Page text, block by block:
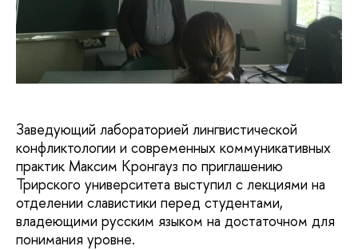
Заведующий лабораторией лингвистической
конфликтологии и современных коммуникативных
практик Максим Кронгауз по приглашению
Трирского университета выступил с лекциями на
отделении славистики перед студентами,
владеющими русским языком на достаточном для
понимания уровне.